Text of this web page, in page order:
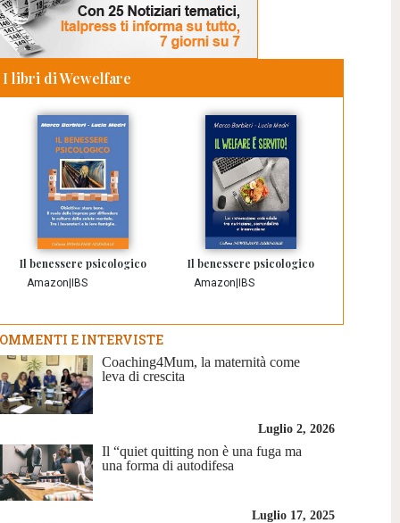
I libri di Wewelfare
Il benessere psicologico
Amazon IBS
Il benessere psicologico
Amazon IBS
E INTERVISTE
Coaching4Mum, la maternità come
leva di crescita
Luglio 2, 2026
Il “quiet quitting non è una fuga ma
una forma di autodifesa
Luglio 17, 2025